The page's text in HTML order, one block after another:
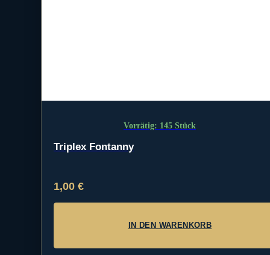
Vorrätig: 145 Stück
Triplex Fontanny
1,00 €
IN DEN WARENKORB